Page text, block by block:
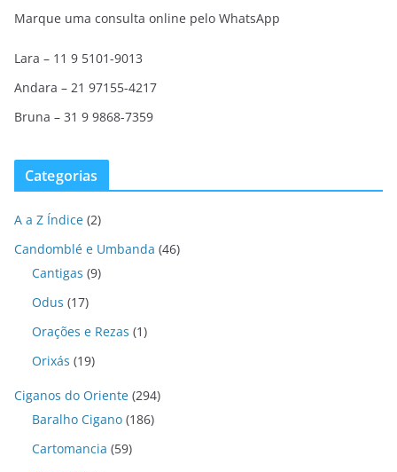
Marque uma consulta online pelo WhatsApp
Lara – 11 9 5101-9013
Andara – 21 97155-4217
Bruna – 31 9 9868-7359
Categorias
A a Z Índice (2)
Candomblé e Umbanda (46)
Cantigas (9)
Odus (17)
Orações e Rezas (1)
Orixás (19)
Ciganos do Oriente (294)
Baralho Cigano (186)
Cartomancia (59)